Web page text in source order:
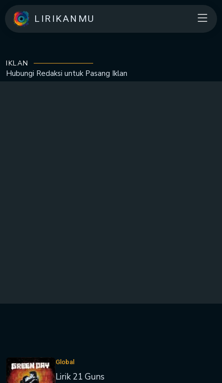
LIRIKANMU
IKLAN
Hubungi Redaksi untuk Pasang Iklan
Global
Lirik 21 Guns